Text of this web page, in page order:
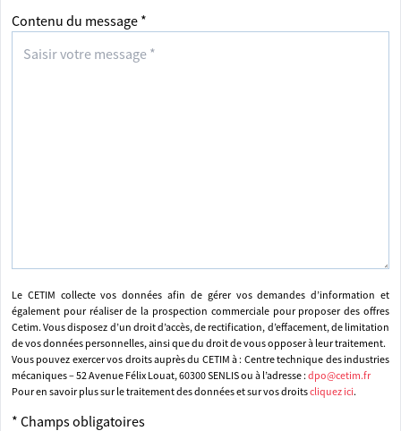
Contenu du message *
Le CETIM collecte vos données afin de gérer vos demandes d’information et
également pour réaliser de la prospection commerciale pour proposer des offres
Cetim. Vous disposez d’un droit d’accès, de rectification, d’effacement, de limitation
de vos données personnelles, ainsi que du droit de vous opposer à leur traitement.
Vous pouvez exercer vos droits auprès du CETIM à : Centre technique des industries
mécaniques – 52 Avenue Félix Louat, 60300 SENLIS ou à l’adresse : dpo@cetim.fr
Pour en savoir plus sur le traitement des données et sur vos droitscliquez ici.
* Champs obligatoires